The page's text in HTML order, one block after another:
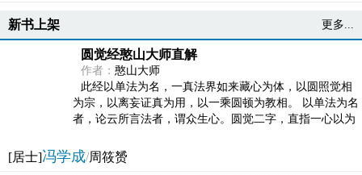
新书上架 更多...
圆觉经憨山大师直解
作者： 憨山大师
此经以单法为名，一真法界如来藏心为体，以圆照觉相
为宗，以离妄证真为用，以一乘圆顿为教相。 以单法为名
者，论云所言法者，谓众生心。圆觉二字，直指一心以为
[居士]冯学成/周筱赟